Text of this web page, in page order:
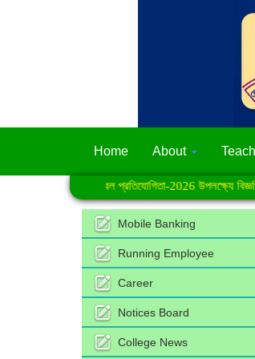
Home About
গোল্ডকাপ জাতীয় ফুটবল প্রতিযোগিতা-2026 উপলক্ষ্যে বিজ্ঞপ্তি
Mobile Banking
Running Employee
Career
Notices Board
College News